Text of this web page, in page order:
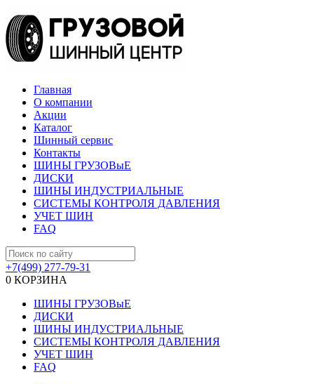
Главная
О компании
Акции
Каталог
Шинный сервис
Контакты
ШИНЫ ГРУЗОВыЕ
ДИСКИ
ШИНЫ ИНДУСТРИАЛЬНЫЕ
СИСТЕМЫ КОНТРОЛЯ ДАВЛЕНИЯ
УЧЕТ ШИН
FAQ
+7(499) 277-79-31
0 КОРЗИНА
ШИНЫ ГРУЗОВыЕ
ДИСКИ
ШИНЫ ИНДУСТРИАЛЬНЫЕ
СИСТЕМЫ КОНТРОЛЯ ДАВЛЕНИЯ
УЧЕТ ШИН
FAQ